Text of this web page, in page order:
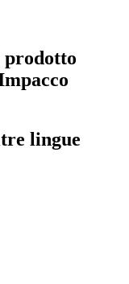
prodotto
lingue